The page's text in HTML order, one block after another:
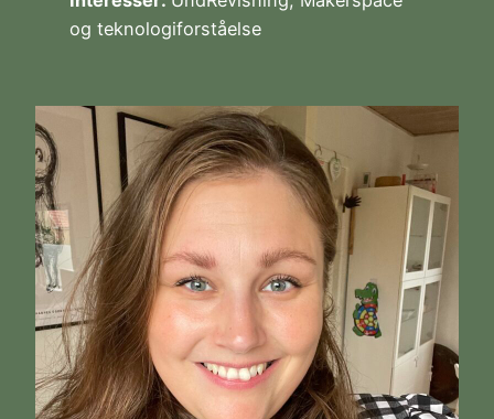
og teknologiforståelse